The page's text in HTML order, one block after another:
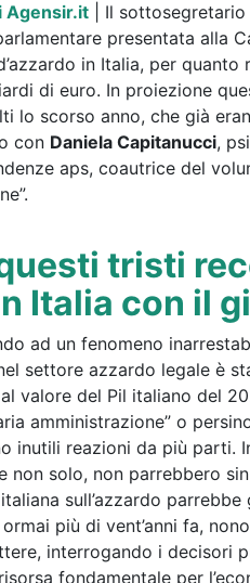
Agensir.it | Il sottosegretario
presentata alla
in Italia, per quanto
di euro. In proiezione
lo scorso anno, che già
con Daniela Capitanucci,
aps, coautrice del
tristi
Italia con il
ad un fenomeno
settore azzardo legale è
valore del Pil italiano del
amministrazione” o
inutili reazioni da più parti.
non solo, non parrebbero
sull’azzardo
più di vent’anni fa,
interrogando i decisori
fondamentale per